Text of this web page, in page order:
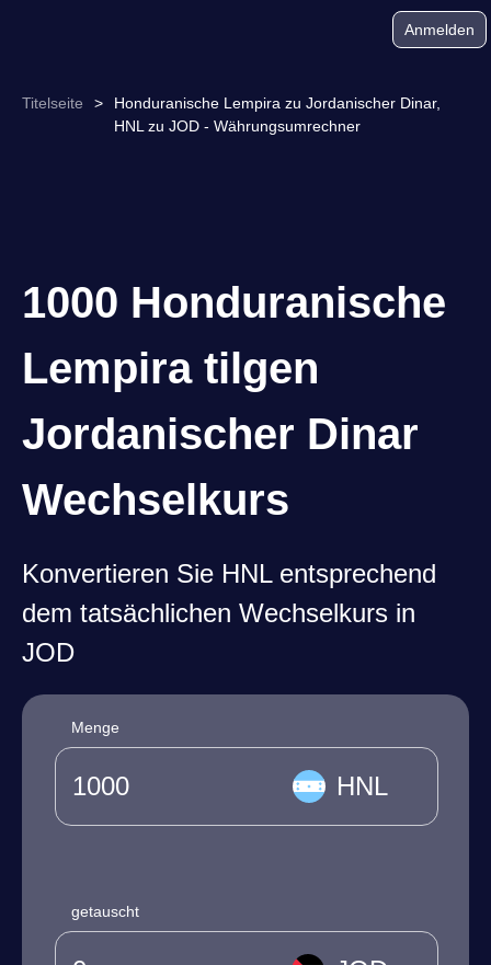
Anmelden
Titelseite >
Honduranische Lempira zu Jordanischer Dinar,
HNL zu JOD - Währungsumrechner
1000 Honduranische
Lempira tilgen
Jordanischer Dinar
Wechselkurs
Konvertieren Sie HNL entsprechend
dem tatsächlichen Wechselkurs in
JOD
Menge
HNL
getauscht